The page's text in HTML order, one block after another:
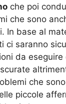
che poi
che sono
In base al
ci saranno
da eseguire
che
piccole